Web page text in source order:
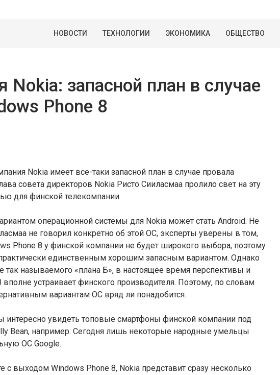
НОВОСТИ ТЕХНОЛОГИИ ЭКОНОМИКА ОБЩЕСТВО
Nokia: запасной план в случае
Phone 8
Nokia имеет все-таки запасной план в случае провала
совета директоров Nokia Ристо Сииласмаа пролило свет на эту
для финской телекомпании.
операционной системы для Nokia может стать Android. Не
не говорил конкретно об этой ОС, эксперты уверены в том,
Phone 8 у финской компании не будет широкого выбора, поэтому
практически единственным хорошим запасным вариантом. Однако
так называемого «плана Б», в настоящее время перспективы и
вполне устраивает финского производителя. Поэтому, по словам
вариантам ОС вряд ли понадобится.
увидеть топовые смартфоны финской компании под
Bean, например. Сегодня лишь некоторые народные умельцы
ОС Google.
с выходом Windows Phone 8, Nokia представит сразу несколько